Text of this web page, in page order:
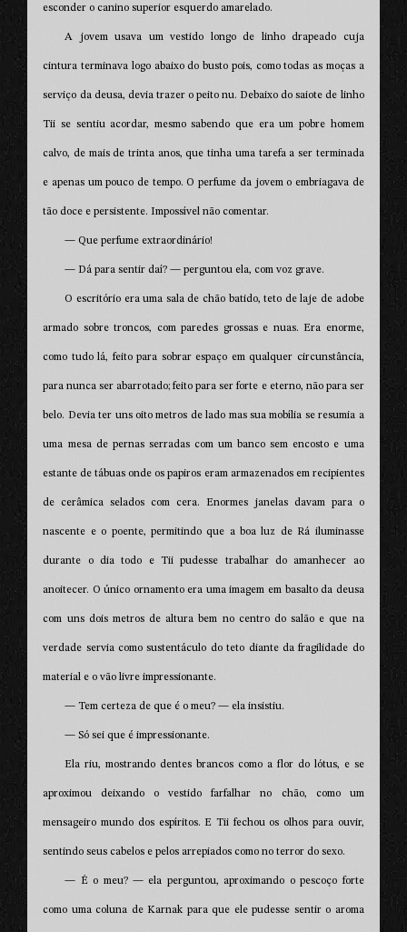
esconder o canino superior esquerdo amarelado.
A jovem usava um vestido longo de linho drapeado cuja
cintura terminava logo abaixo do busto pois, como todas as moças a
serviço da deusa, devia trazer o peito nu. Debaixo do saiote de linho
Tii se sentiu acordar, mesmo sabendo que era um pobre homem
calvo, de mais de trinta anos, que tinha uma tarefa a ser terminada
e apenas um pouco de tempo. O perfume da jovem o embriagava de
tão doce e persistente. Impossível não comentar.
— Que perfume extraordinário!
— Dá para sentir daí? — perguntou ela, com voz grave.
O escritório era uma sala de chão batido, teto de laje de adobe
armado sobre troncos, com paredes grossas e nuas. Era enorme,
como tudo lá, feito para sobrar espaço em qualquer circunstância,
para nunca ser abarrotado; feito para ser forte e eterno, não para ser
belo. Devia ter uns oito metros de lado mas sua mobília se resumia a
uma mesa de pernas serradas com um banco sem encosto e uma
estante de tábuas onde os papiros eram armazenados em recipientes
de cerâmica selados com cera. Enormes janelas davam para o
nascente e o poente, permitindo que a boa luz de Rá iluminasse
durante o dia todo e Tii pudesse trabalhar do amanhecer ao
anoitecer. O único ornamento era uma imagem em basalto da deusa
com uns dois metros de altura bem no centro do salão e que na
verdade servia como sustentáculo do teto diante da fragilidade do
material e o vão livre impressionante.
— Tem certeza de que é o meu? — ela insistiu.
— Só sei que é impressionante.
Ela riu, mostrando dentes brancos como a flor do lótus, e se
aproximou deixando o vestido farfalhar no chão, como um
mensageiro mundo dos espíritos. E Tii fechou os olhos para ouvir,
sentindo seus cabelos e pelos arrepiados como no terror do sexo.
— É o meu? — ela perguntou, aproximando o pescoço forte
como uma coluna de Karnak para que ele pudesse sentir o aroma